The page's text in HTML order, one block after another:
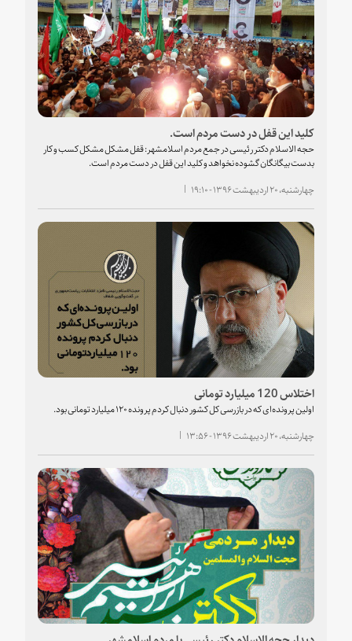
کلید این قفل در دست مردم است.
حجه الاسلام دکتر رئیسی در جمع مردم اسلامشهر: قفل مشکل مشکل کسب و کار
بدست بیگانگان گشوده نخواهد و کلید این قفل در دست مردم است.
چهارشنبه، ۲۰ اردیبهشت ۱۳۹۶ - ۱۹:۱۰
اختلاس 120 میلیارد تومانی
اولین پرونده‌ای که در بازرسی کل کشور دنبال کردم پرونده ۱۲۰ میلیارد تومانی بود.
چهارشنبه، ۲۰ اردیبهشت ۱۳۹۶ - ۱۳:۵۶